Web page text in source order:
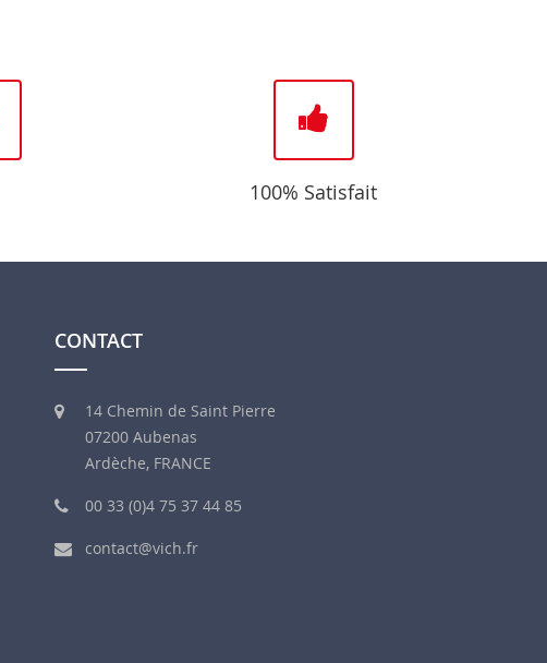
100% Satisfait
CONTACT
14 Chemin de Saint Pierre
07200 Aubenas
Ardèche, FRANCE
00 33 (0)4 75 37 44 85
contact@vich.fr